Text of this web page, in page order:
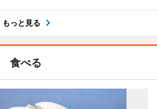
もっと見る
食べる